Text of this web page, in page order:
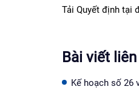
Tải Quyết định tại
Bài viết
Kế hoạch số 26